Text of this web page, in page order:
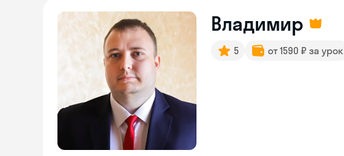
Владимир
5 от 1590 ₽ за урок